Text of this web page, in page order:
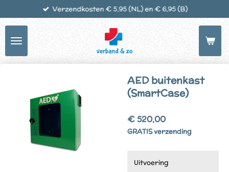
de
hoofdinhoud
Verzendkosten € 5,95 (NL) en € 6,95 (B)
AED buitenkast
(SmartCase)
€ 520,00
GRATIS verzending
Uitvoering